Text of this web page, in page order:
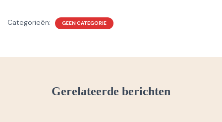
Categorieën: GEEN CATEGORIE
Gerelateerde berichten